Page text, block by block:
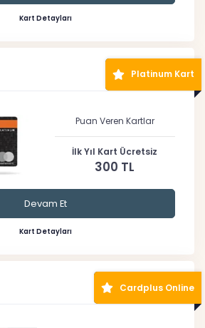
Kart Detayları
Platinum Kart
Puan Veren Kartlar
İlk Yıl Kart Ücretsiz
300 TL
Devam Et
Kart Detayları
Cardplus Online